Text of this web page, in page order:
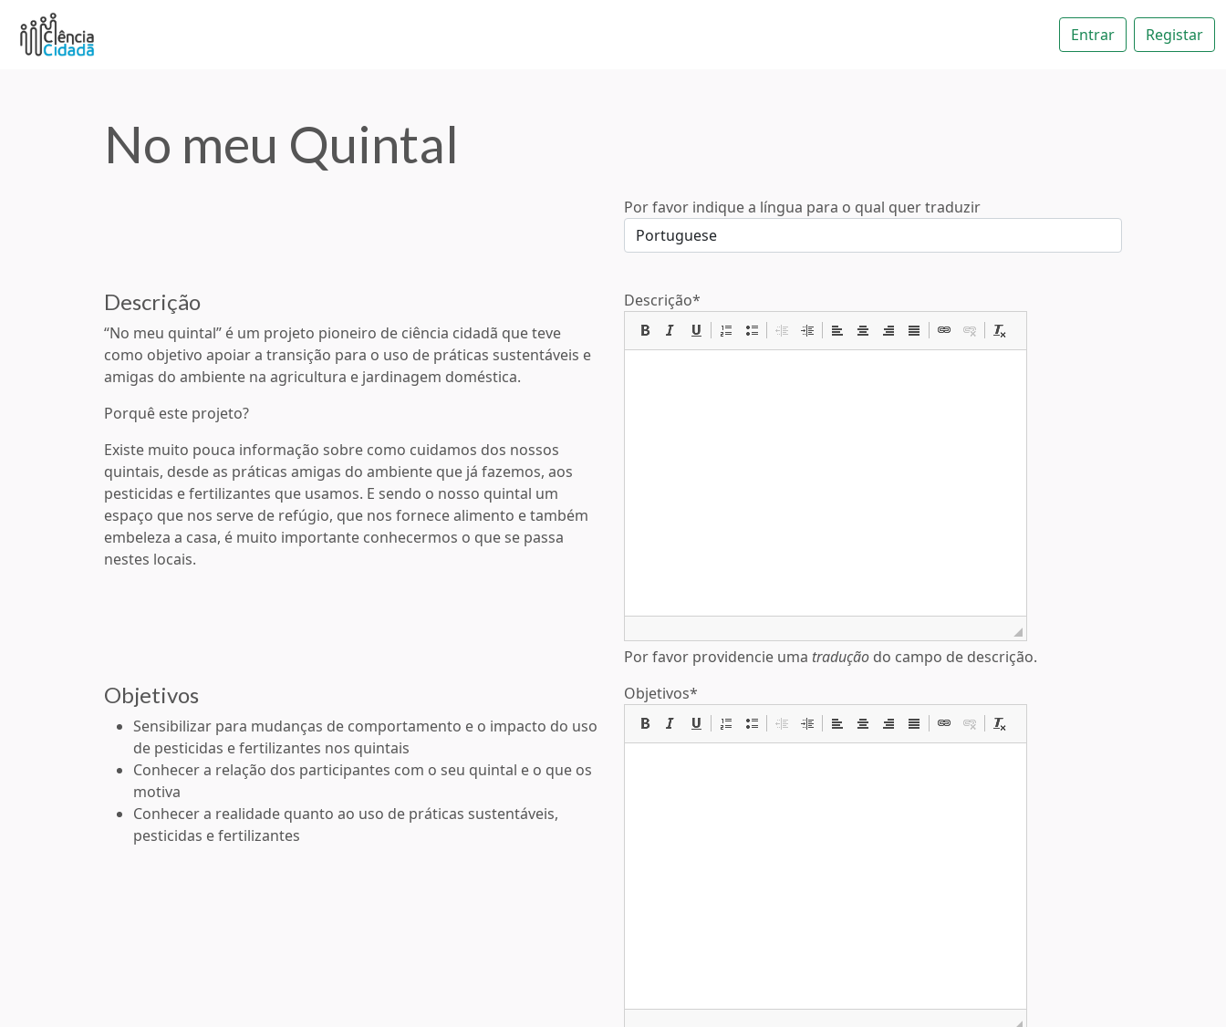
Entrar Registar
No meu Quintal
Por favor indique a língua para o qual quer traduzir
Descrição
“No meu quintal” é um projeto pioneiro de ciência cidadã que teve
como objetivo apoiar a transição para o uso de práticas sustentáveis e
amigas do ambiente na agricultura e jardinagem doméstica.
Porquê este projeto?
Existe muito pouca informação sobre como cuidamos dos nossos
quintais, desde as práticas amigas do ambiente que já fazemos, aos
pesticidas e fertilizantes que usamos. E sendo o nosso quintal um
espaço que nos serve de refúgio, que nos fornece alimento e também
embeleza a casa, é muito importante conhecermos o que se passa
nestes locais.
Descrição*
Por favor providencie uma tradução do campo de descrição.
Objetivos
Sensibilizar para mudanças de comportamento e o impacto do uso
de pesticidas e fertilizantes nos quintais
Conhecer a relação dos participantes com o seu quintal e o que os
motiva
Conhecer a realidade quanto ao uso de práticas sustentáveis,
pesticidas e fertilizantes
Objetivos*